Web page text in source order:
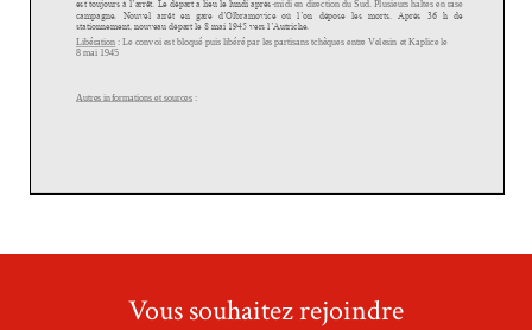
Vous souhaitez rejoindre